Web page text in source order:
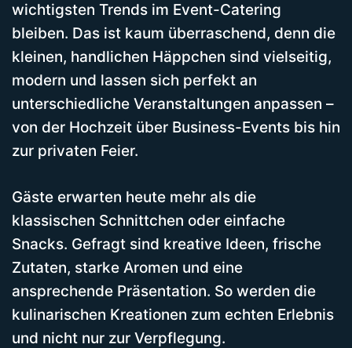
wichtigsten Trends im Event-Catering
bleiben. Das ist kaum überraschend, denn die
kleinen, handlichen Häppchen sind vielseitig,
modern und lassen sich perfekt an
unterschiedliche Veranstaltungen anpassen –
von der Hochzeit über Business-Events bis hin
zur privaten Feier.
Gäste erwarten heute mehr als die
klassischen Schnittchen oder einfache
Snacks. Gefragt sind kreative Ideen, frische
Zutaten, starke Aromen und eine
ansprechende Präsentation. So werden die
kulinarischen Kreationen zum echten Erlebnis
und nicht nur zur Verpflegung.